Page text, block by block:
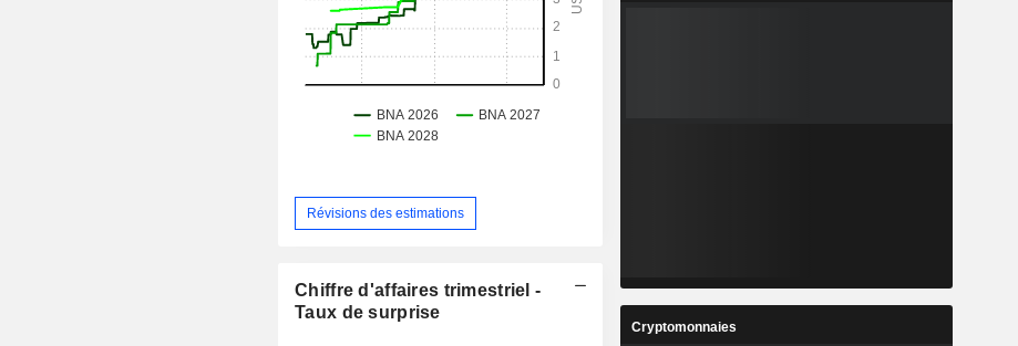
Révisions des estimations
Chiffre d'affaires trimestriel -
Taux de surprise
Cryptomonnaies